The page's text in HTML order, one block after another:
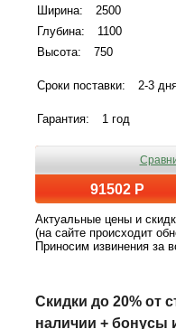
Ширина:
2500
Глубина:
1100
Высота:
750
Сроки поставки: 2-3
Гарантия: 1 год
91502 Р
Актуальные цены и
(на сайте происходит
Приносим извинения за
Скидки до 20% от
наличии + бонусы